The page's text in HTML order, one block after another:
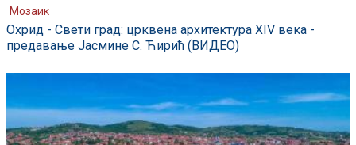
Мозаик
Охрид - Свети град: црквена архитектура XIV века -
предавање Јасмине С. Ћирић (ВИДЕО)